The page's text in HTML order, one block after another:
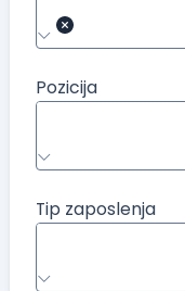
Pozicija
Tip zaposlenja